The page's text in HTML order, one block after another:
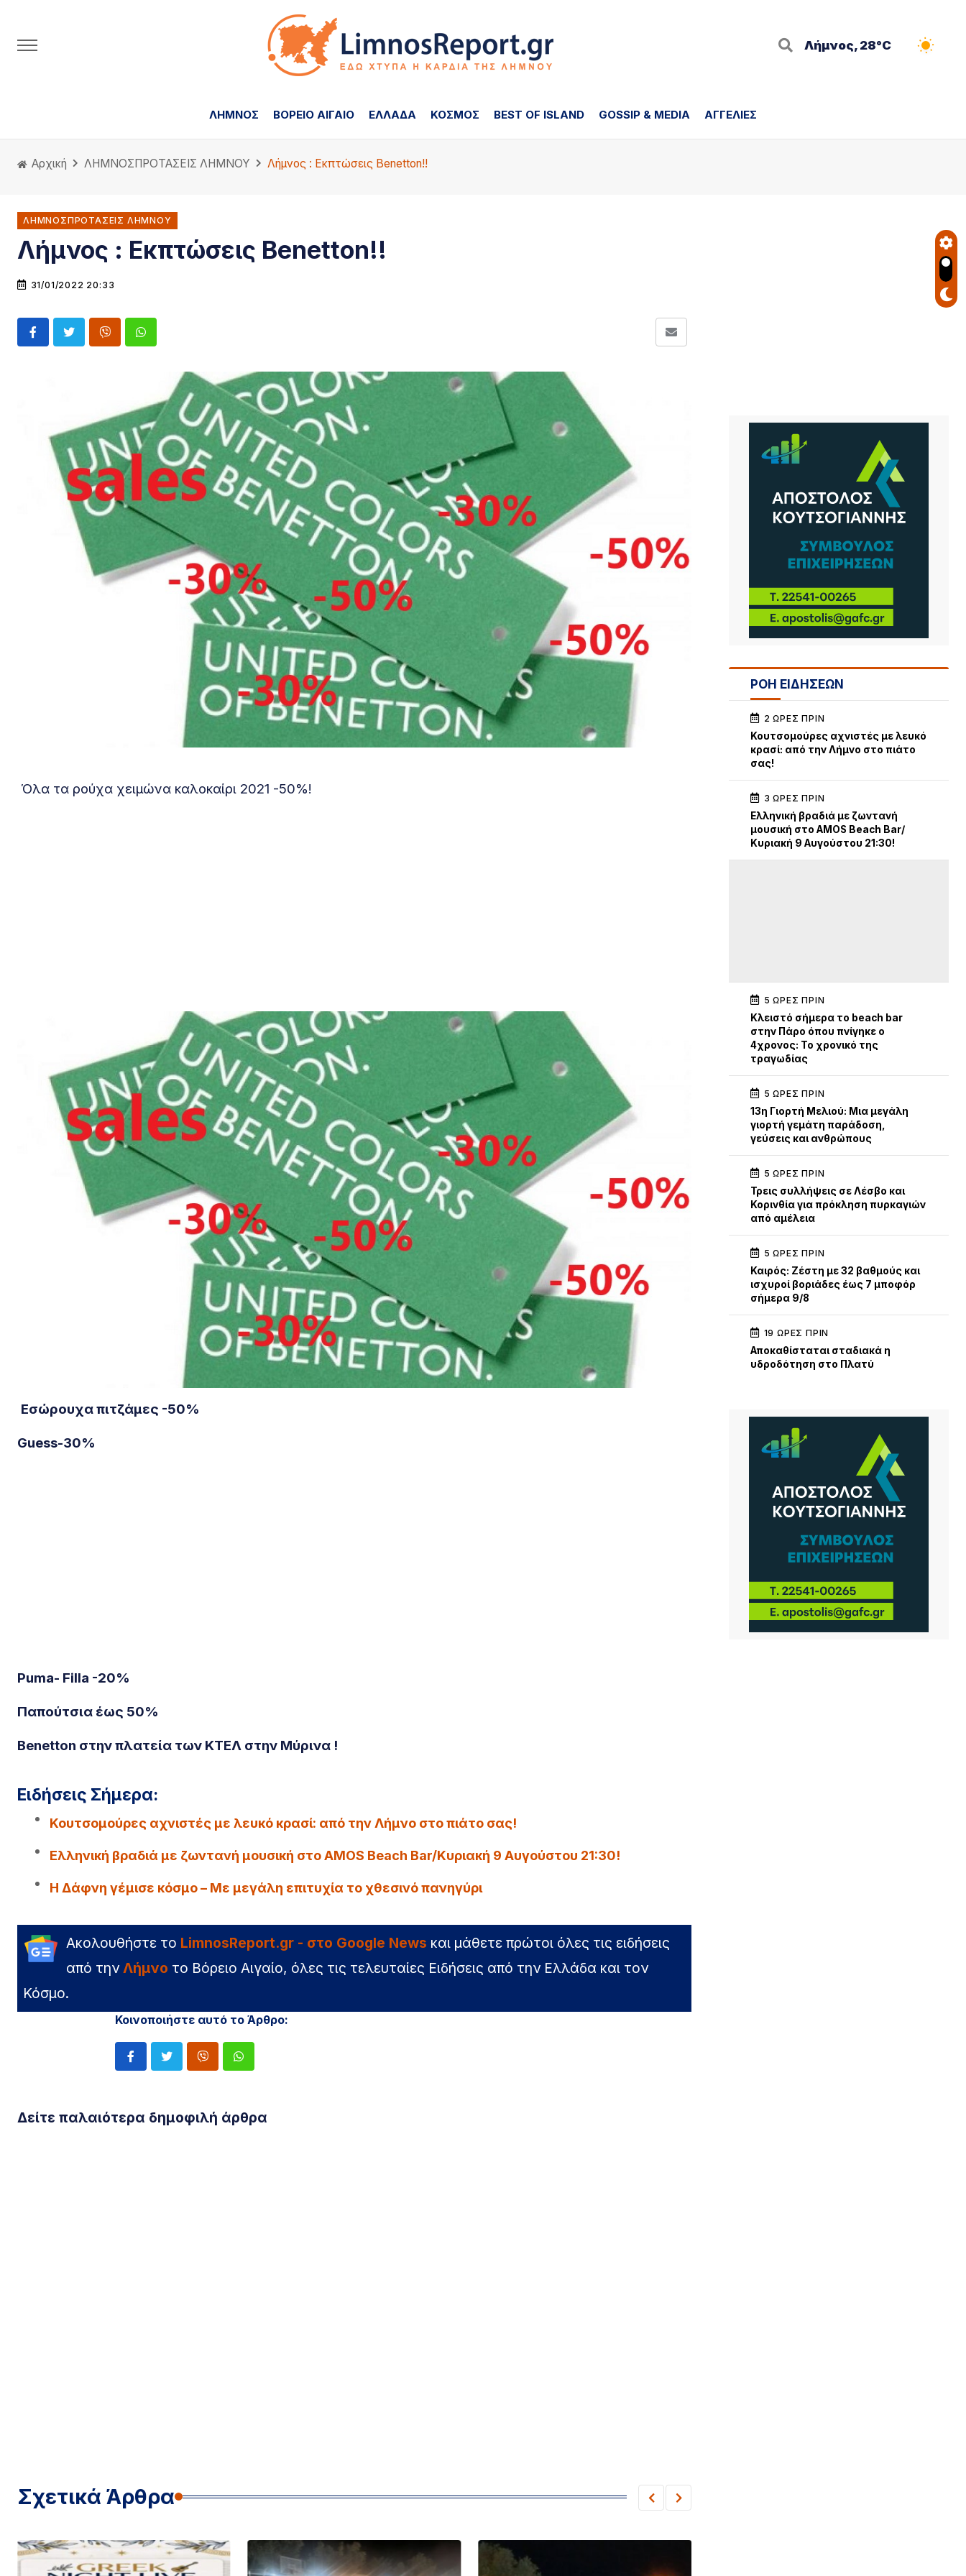
Λήμνος, 28°C
ΛΗΜΝΟΣ ΒΟΡΕΙΟ ΑΙΓΑΙΟ ΕΛΛΑΔΑ ΚΟΣΜΟΣ BEST OF ISLAND GOSSIP & MEDIA ΑΓΓΕΛΙΕΣ
Αρχική ΛΗΜΝΟΣΠΡΟΤΑΣΕΙΣ ΛΗΜΝΟΥ Λήμνος : Εκπτώσεις Benetton!!
ΛΗΜΝΟΣΠΡΟΤΑΣΕΙΣ ΛΗΜΝΟΥ
Λήμνος : Εκπτώσεις Benetton!!
31/01/2022 20:33
Όλα τα ρούχα χειμώνα καλοκαίρι 2021 -50%!
Εσώρουχα πιτζάμες -50%
Guess-30%
Puma- Filla -20%
Παπούτσια έως 50%
Benetton στην πλατεία των ΚΤΕΛ στην Μύρινα !
Ειδήσεις Σήμερα:
Κουτσομούρες αχνιστές με λευκό κρασί: από την Λήμνο στο πιάτο σας!
Ελληνική βραδιά με ζωντανή μουσική στο AMOS Beach Bar/Κυριακή 9 Αυγούστου 21:30!
Η Δάφνη γέμισε κόσμο – Με μεγάλη επιτυχία το χθεσινό πανηγύρι
Ακολουθήστε το LimnosReport.gr - στο Google News και μάθετε πρώτοι όλες τις ειδήσεις
από την Λήμνο το Βόρειο Αιγαίο, όλες τις τελευταίες Ειδήσεις από την Ελλάδα και τον
Κόσμο.
Κοινοποιήστε αυτό το Άρθρο:
Δείτε παλαιότερα δημοφιλή άρθρα
Σχετικά Άρθρα
ΡΟΗ ΕΙΔΗΣΕΩΝ
2 ΏΡΕΣ ΠΡΙΝ
Κουτσομούρες αχνιστές με λευκό
κρασί: από την Λήμνο στο πιάτο
σας!
3 ΏΡΕΣ ΠΡΙΝ
Ελληνική βραδιά με ζωντανή
μουσική στο AMOS Beach Bar/
Κυριακή 9 Αυγούστου 21:30!
5 ΏΡΕΣ ΠΡΙΝ
Κλειστό σήμερα το beach bar
στην Πάρο όπου πνίγηκε ο
4χρονος: Το χρονικό της
τραγωδίας
5 ΏΡΕΣ ΠΡΙΝ
13η Γιορτή Μελιού: Μια μεγάλη
γιορτή γεμάτη παράδοση,
γεύσεις και ανθρώπους
5 ΏΡΕΣ ΠΡΙΝ
Τρεις συλλήψεις σε Λέσβο και
Κορινθία για πρόκληση πυρκαγιών
από αμέλεια
5 ΏΡΕΣ ΠΡΙΝ
Καιρός: Ζέστη με 32 βαθμούς και
ισχυροί βοριάδες έως 7 μποφόρ
σήμερα 9/8
19 ΏΡΕΣ ΠΡΙΝ
Αποκαθίσταται σταδιακά η
υδροδότηση στο Πλατύ